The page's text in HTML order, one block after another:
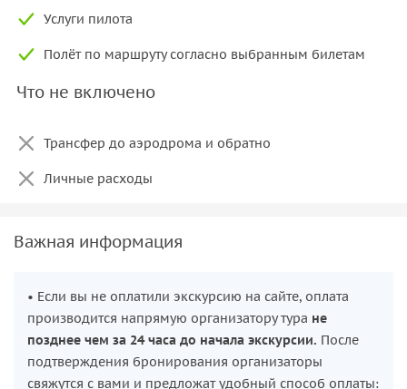
Услуги пилота
Полёт по маршруту согласно выбранным билетам
Что не включено
Трансфер до аэродрома и обратно
Личные расходы
Важная информация
• Если вы не оплатили экскурсию на сайте, оплата
производится напрямую организатору тура не
позднее чем за 24 часа до начала экскурсии. После
подтверждения бронирования организаторы
свяжутся с вами и предложат удобный способ оплаты: